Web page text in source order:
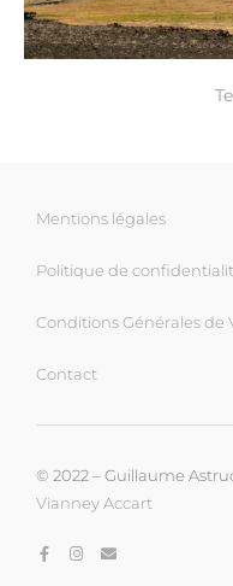
Mentions légales
Politique de
Conditions Générales de
Contact
© 2022 – Guillaume
Vianney Accart